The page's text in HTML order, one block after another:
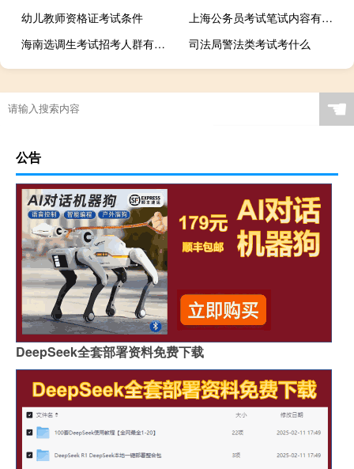
幼儿教师资格证考试条件
上海公务员考试笔试内容有什么
海南选调生考试招考人群有哪些
司法局警法类考试考什么
☚
公告
DeepSeek全套部署资料免费下载